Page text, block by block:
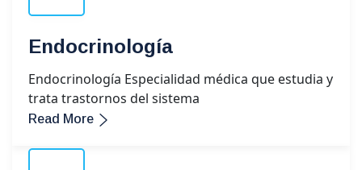
Endocrinología
Endocrinología Especialidad médica que estudia y
trata trastornos del sistema
Read More